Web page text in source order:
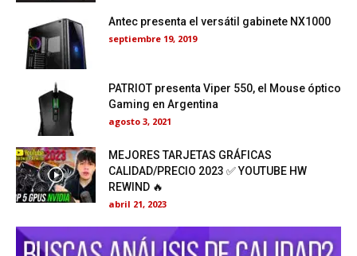
Antec presenta el versátil gabinete NX1000
septiembre 19, 2019
PATRIOT presenta Viper 550, el Mouse óptico
Gaming en Argentina
agosto 3, 2021
MEJORES TARJETAS GRÁFICAS
CALIDAD/PRECIO 2023 ✅ YOUTUBE HW
REWIND 🔥
abril 21, 2023